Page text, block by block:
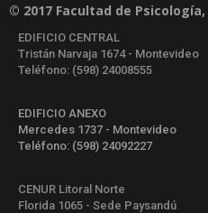
© 2017 Facultad de
EDIFICIO CENTRAL
Tristán Narvaja 1674 - Montevideo
Teléfono: (598) 24008555
EDIFICIO ANEXO
Mercedes 1737 - Montevideo
Teléfono: (598) 24092227
CENUR Litoral Norte
Florida 1065 - Sede Paysandú